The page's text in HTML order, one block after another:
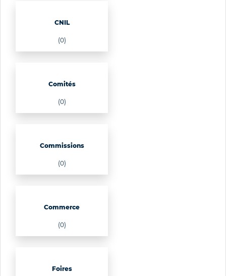
CNIL
(0)
Comités
(0)
Commissions
(0)
Commerce
(0)
Foires